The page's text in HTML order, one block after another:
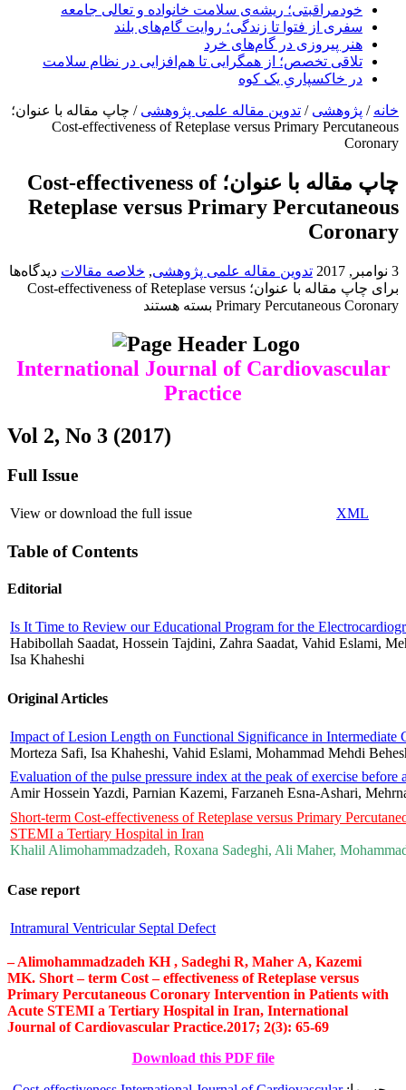
خودمراقبتی؛ ریشه‌ی سلامت خانواده و تعالی جامعه
سفری از فتوا تا زندگی؛ روایت گام‌های بلند
هنر پیروزی در گام‌های خرد
تلاقی تخصص؛ از همگرایی تا هم‌افزایی در نظام سلامت
در خاکسپاریِ یک کوه
خانه / پژوهشی / تدوین مقاله علمی پژوهشی / چاپ مقاله با عنوان؛
Cost-effectiveness of Reteplase versus Primary Percutaneous
Coronary
چاپ مقاله با عنوان؛ Cost-effectiveness of
Reteplase versus Primary Percutaneous
Coronary
3 نوامبر, 2017 تدوین مقاله علمی پژوهشی, خلاصه مقالات دیدگاه‌ها
برای چاپ مقاله با عنوان؛ Cost-effectiveness of Reteplase versus
Primary Percutaneous Coronary بسته هستند
International Journal of Cardiovascular
Practice
Vol 2, No 3 (2017)
Full Issue
View or download the full issue XML
Table of Contents
Editorial
Is It Time to Review our Educational Program for the
Habibollah Saadat, Hossein Tajdini, Zahra Saadat, Vahid Eslami,
Isa Khaheshi
Original Articles
Impact of Lesion Length on Functional Significance in Intermediate
Morteza Safi, Isa Khaheshi, Vahid Eslami, Mohammad Mehdi
Evaluation of the pulse pressure index at the peak of exercise before
Amir Hossein Yazdi, Parnian Kazemi, Farzaneh Esna-Ashari,
Short-term Cost-effectiveness of Reteplase versus Primary
STEMI a Tertiary Hospital in Iran
Khalil Alimohammadzadeh, Roxana Sadeghi, Ali Maher,
Case report
Intramural Ventricular Septal Defect
– Alimohammadzadeh KH , Sadeghi R, Maher A, Kazemi
MK. Short – term Cost – effectiveness of Reteplase versus
Primary Percutaneous Coronary Intervention in Patients with
Acute STEMI a Tertiary Hospital in Iran, International
Journal of Cardiovascular Practice.2017; 2(3): 65-69
Download this PDF file